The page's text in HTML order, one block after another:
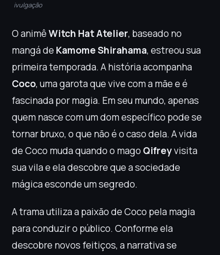
ivulgação
O animêWitch Hat Atelier, baseado no
mangá de Kamome Shirahama, estreou sua
primeira temporada. A história acompanha
Coco, uma garota que vive com a mãe e é
fascinada por magia. Em seu mundo, apenas
quem nasce com um dom específico pode se
tornar bruxo, o que não é o caso dela. A vida
de Coco muda quando o magoQifreyvisita
sua vila e ela descobre que a sociedade
mágica esconde um segredo.
A trama utiliza a paixão de Coco pela magia
para conduzir o público. Conforme ela
descobre novos feitiços, a narrativa se